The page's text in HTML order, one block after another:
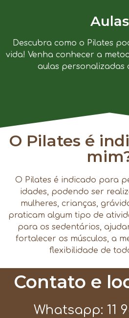
Aulas
Descubra como o Pilates
vida! Venha conhecer a
aulas personalizadas
O Pilates é
O Pilates é indicado para
idades, podendo ser
mulheres, crianças,
praticam algum tipo de
para os sedentários,
fortalecer os músculos, a
flexibilidade de
Contato e
Whatsapp: 11